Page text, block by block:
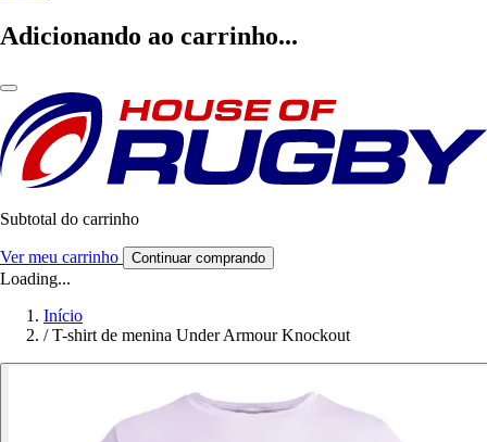
Adicionando ao carrinho...
Subtotal do carrinho
Ver meu carrinho Continuar comprando
Loading...
Início
/ T-shirt de menina Under Armour Knockout